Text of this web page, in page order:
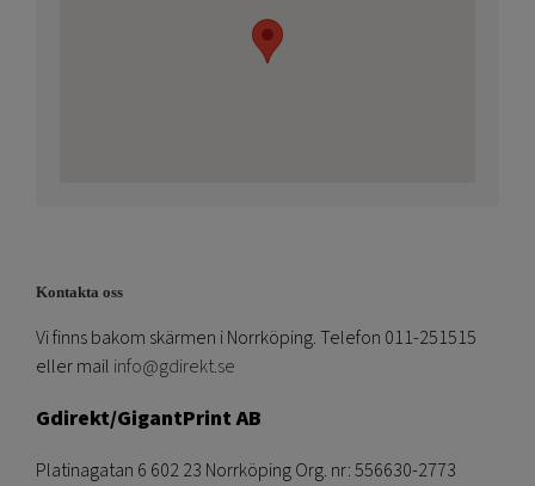
Kontakta oss
Vi finns bakom skärmen i Norrköping. Telefon 011-251515
eller mail info@gdirekt.se
Gdirekt/GigantPrint AB
Platinagatan 6 602 23 Norrköping Org. nr: 556630-2773